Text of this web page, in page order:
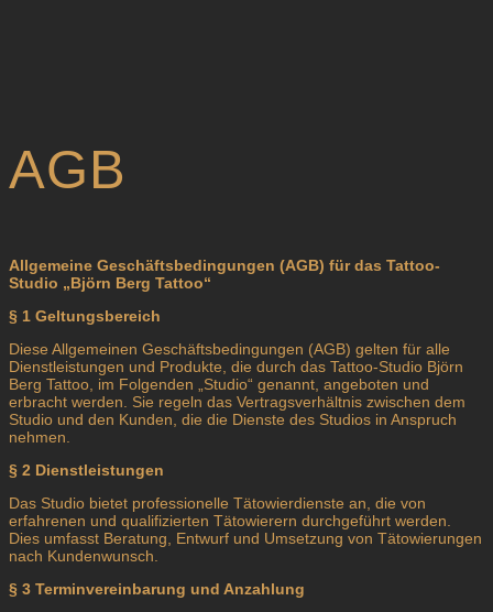
AGB
Allgemeine Geschäftsbedingungen (AGB) für das Tattoo-
Studio „Björn Berg Tattoo“
§ 1 Geltungsbereich
Diese Allgemeinen Geschäftsbedingungen (AGB) gelten für alle
Dienstleistungen und Produkte, die durch das Tattoo-Studio Björn
Berg Tattoo, im Folgenden „Studio“ genannt, angeboten und
erbracht werden. Sie regeln das Vertragsverhältnis zwischen dem
Studio und den Kunden, die die Dienste des Studios in Anspruch
nehmen.
§ 2 Dienstleistungen
Das Studio bietet professionelle Tätowierdienste an, die von
erfahrenen und qualifizierten Tätowierern durchgeführt werden.
Dies umfasst Beratung, Entwurf und Umsetzung von Tätowierungen
nach Kundenwunsch.
§ 3 Terminvereinbarung und Anzahlung